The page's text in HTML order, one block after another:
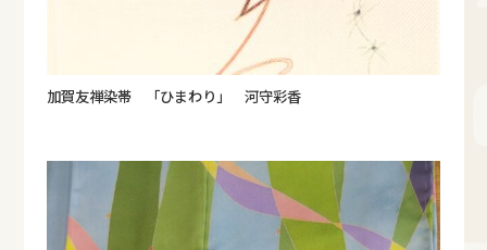
加賀友禅染帯 「ひまわり」 河守彩香